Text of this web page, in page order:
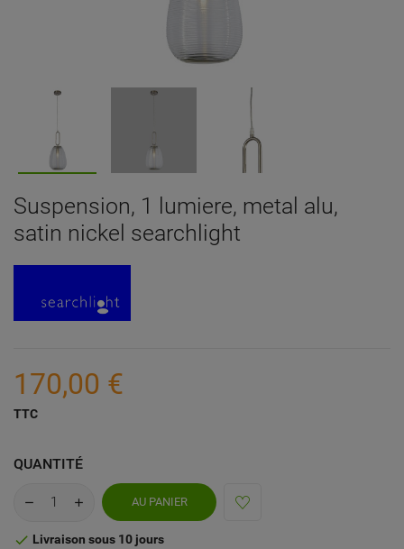
Suspension, 1 lumiere, metal alu,
satin nickel searchlight
170,00 €
TTC
QUANTITÉ
AU PANIER
 Livraison sous 10 jours